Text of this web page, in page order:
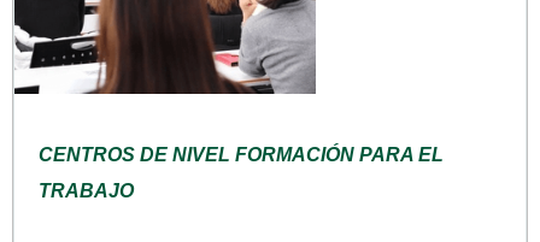
CENTROS DE NIVEL FORMACIÓN PARA EL
TRABAJO